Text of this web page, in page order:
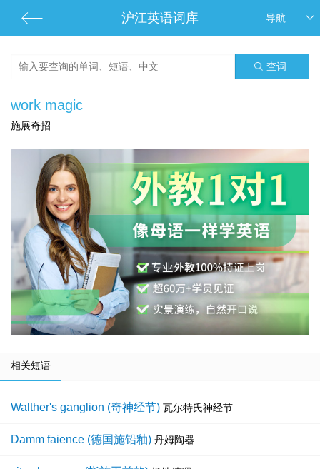
沪江英语词库 导航
查词
work magic
施展奇招
相关短语
Walther's ganglion (奇神经节) 瓦尔特氏神经节
Damm faience (德国施铅釉) 丹姆陶器